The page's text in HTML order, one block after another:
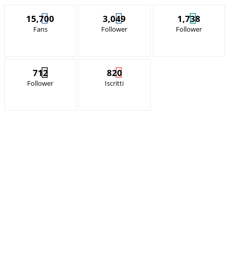
15,700
Fans
3,049
Follower
1,738
Follower
712
Follower
820
Iscritti